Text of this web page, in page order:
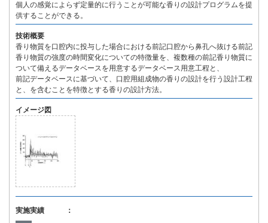
個人の感覚によらず定量的に行うことが可能な香りの設計プログラムを提
供することができる。
技術概要
香り物質を口腔内に投与した場合における前記口腔から鼻孔へ抜ける前記
香り物質の強度の時間変化についての特徴量を、複数種の前記香り物質に
ついて備えるデータベースを用意するデータベース用意工程と、
前記データベースに基づいて、口腔用組成物の香りの設計を行う設計工程
と、を含むことを特徴とする香りの設計方法。
イメージ図
実施実績 ：